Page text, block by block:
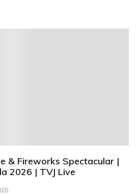
& Fireworks Spectacular |
2026 | TVJ Live